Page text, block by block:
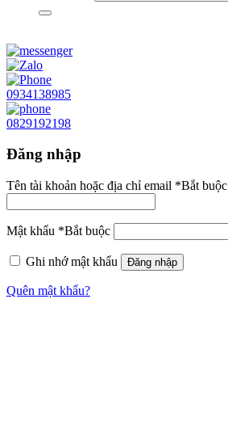
0934138985
0829192198
Đăng nhập
Tên tài khoản hoặc địa chỉ email *Bắt buộc
Mật khẩu *Bắt buộc
Ghi nhớ mật khẩu Đăng nhập
Quên mật khẩu?